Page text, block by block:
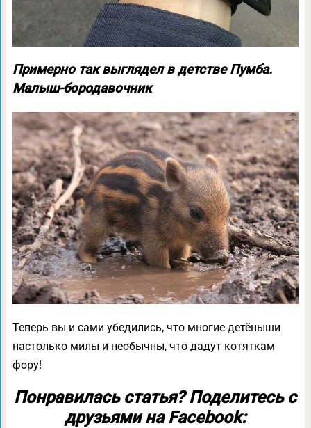
Примерно так выглядел в детстве Пумба.
Малыш-бородавочник
Теперь вы и сами убедились, что многие детёныши
настолько милы и необычны, что дадут котяткам
фору!
Понравилась статья? Поделитесь с
друзьями на Facebook: